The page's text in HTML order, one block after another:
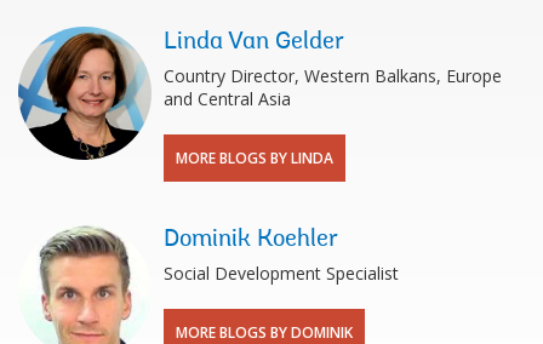
Linda Van Gelder
Country Director, Western Balkans, Europe
and Central Asia
MORE BLOGS BY LINDA
Dominik Koehler
Social Development Specialist
MORE BLOGS BY DOMINIK